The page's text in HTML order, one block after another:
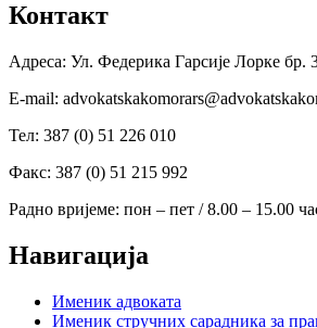
Контакт
Адреса: Ул. Федерика Гарсије Лорке бр.
Е-mail:
Тел: 387 (0) 51 226 010
Факс: 387 (0) 51 215 992
Радно вријеме: пон – пет / 8.00 – 15.00
Навигација
Именик адвоката
Именик стручних сарадника за